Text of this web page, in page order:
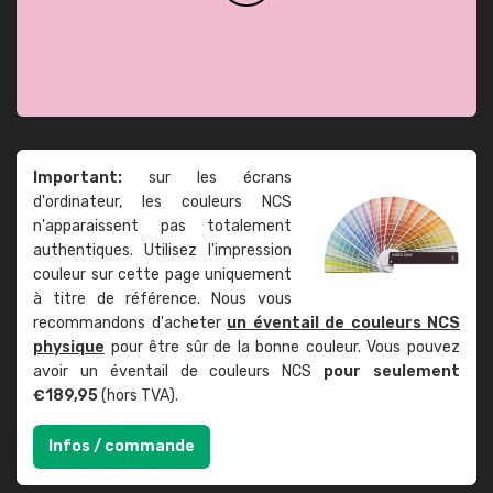
Important: sur les écrans
d'ordinateur, les couleurs NCS
n'apparaissent pas totalement
authentiques. Utilisez l'impression
couleur sur cette page uniquement
à titre de référence. Nous vous
recommandons d'acheter un éventail de couleurs NCS
physique pour être sûr de la bonne couleur. Vous pouvez
avoir un éventail de couleurs NCS pour seulement
€189,95(hors TVA).
Infos / commande